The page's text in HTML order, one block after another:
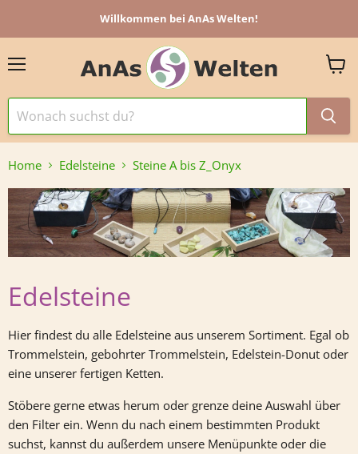
Willkommen bei AnAs Welten!
Home Edelsteine Steine A bis Z_Onyx
Edelsteine
Hier findest du alle Edelsteine aus unserem Sortiment. Egal ob
Trommelstein, gebohrter Trommelstein, Edelstein-Donut oder
eine unserer fertigen Ketten.
Stöbere gerne etwas herum oder grenze deine Auswahl über
den Filter ein. Wenn du nach einem bestimmten Produkt
suchst, kannst du außerdem unsere Menüpunkte oder die